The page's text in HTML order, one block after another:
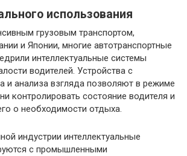
использования
грузовым транспортом,
и Японии, многие автотранспортные
интеллектуальные системы
водителей. Устройства с
и анализа взгляда позволяют в режиме
контролировать состояние водителя и
о необходимости отдыха.
индустрии интеллектуальные
с промышленными